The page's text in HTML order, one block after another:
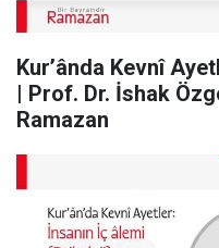
Kur’ânda Kevnî
| Prof. Dr. İshak
Ramazan